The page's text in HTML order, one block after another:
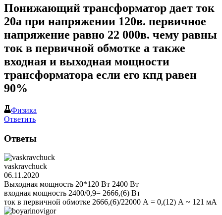
Понижающий трансформатор дает ток
20а при напряжении 120в. первичное
напряжение равно 22 000в. чему равны
ток в первичной обмотке а также
входная и выходная мощности
трансформатора если его кпд равен
90%
Физика
Ответить
Ответы
vaskravchuck
06.11.2020
Выходная мощность 20*120 Вт 2400 Вт
входная мощность 2400/0,9= 2666,(6) Вт
ток в первичной обмотке 2666,(6)/22000 А = 0,(12) А ~ 121 мА